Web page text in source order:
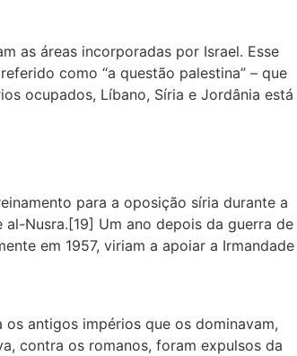
as áreas incorporadas por Israel. Esse
como “a questão palestina” – que
ocupados, Líbano, Síria e Jordânia está
para a oposição síria durante a
Nusra.[19] Um ano depois da guerra de
em 1957, viriam a apoiar a Irmandade
antigos impérios que os dominavam,
contra os romanos, foram expulsos da